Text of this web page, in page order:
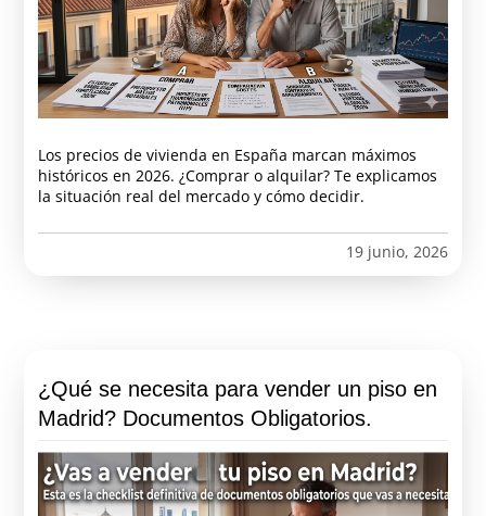
Los precios de vivienda en España marcan máximos
históricos en 2026. ¿Comprar o alquilar? Te explicamos
la situación real del mercado y cómo decidir.
19 junio, 2026
¿Qué se necesita para vender un piso en
Madrid? Documentos Obligatorios.